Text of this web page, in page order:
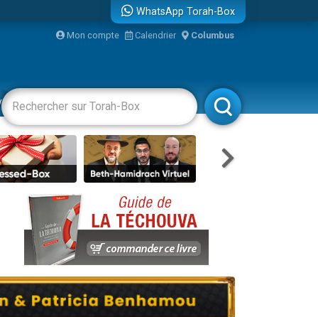
WhatsApp Torah-Box
Mon compte Calendrier Columbus
Livres Rabbanim